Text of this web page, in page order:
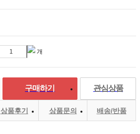
개
구매하기 관심상품
상품후기 상품문의 배송/반품